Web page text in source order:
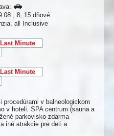
8, 15 dňové
all Inclusive
Last Minute
Last Minute
v balneologickom
v hoteli. SPA centrum (sauna a
parkovisko zdarma
iné atrakcie pre deti a